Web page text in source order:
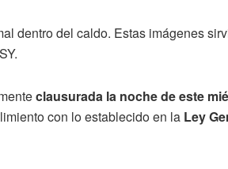
dentro del caldo. Estas imágenes
clausurada la noche de este
con lo establecido en la Ley